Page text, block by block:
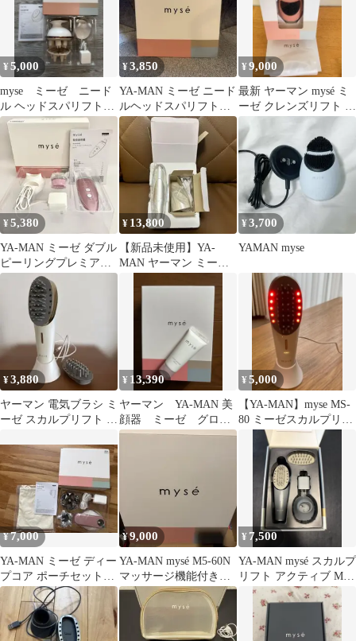
¥5,000
myse ミーゼ ニード
ル ヘッドスパリフト
MS-31N ヤーマン 動
作確認済
¥3,850
YA-MAN ミーゼ ニード
ルヘッドスパリフト
MS-31N
¥9,000
最新 ヤーマン mysé ミ
ーゼ クレンズリフト プ
ラス MS-71P 美顔器
¥5,380
YA-MAN ミーゼ ダブル
ピーリングプレミアム
MS-40P 美品 美顔器
¥ 13,800
【新品未使用】YA-
MAN ヤーマン ミーゼ
¥3,700
YAMAN myse
¥3,880
ヤーマン 電気ブラシ ミ
ーゼ スカルプリフト プ
¥ 13,390
ヤーマン YA-MAN 美
顔器 ミーゼ グロウ
クリアブースター セ
¥5,000
【YA-MAN】myse MS-
80 ミーゼスカルプリフ
¥7,000
YA-MAN ミーゼ ディー
プコア ポーチセット
MS-10P-1 ピンク
¥9,000
YA-MAN mysé M5-60N
マッサージ機能付き
ミーぜスパトレーナー
¥ 7,500
YA-MAN mysé スカルプ
リフト アクティブ MS-
80G